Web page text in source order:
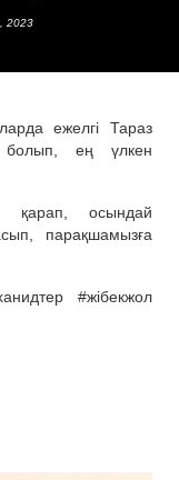
2023
ежелгі Тараз
болып, ең үлкен
қарап, осындай
парақшамызға
#жібекжол